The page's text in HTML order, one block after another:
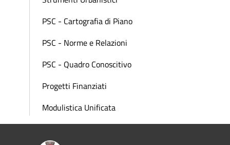
PSC - Cartografia di Piano
PSC - Norme e Relazioni
PSC - Quadro Conoscitivo
Progetti Finanziati
Modulistica Unificata